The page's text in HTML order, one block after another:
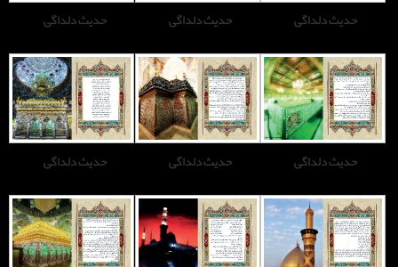
حدیث دلداگی حدیث دلداگی
حدیث دلداگی حدیث دلداگی